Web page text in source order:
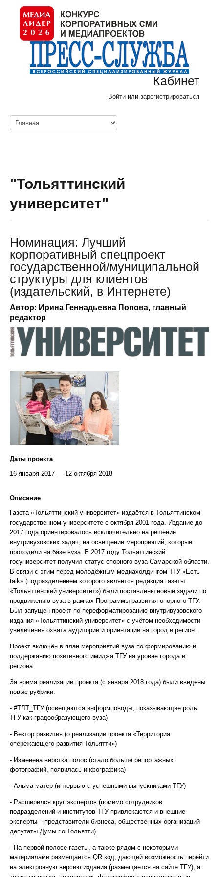
Кабинет
Войти или зарегистрироваться
"Тольяттинский
университет"
Номинация: Лучший
корпоративный спецпроект
государственной/муниципальной
структуры для клиентов
(издательский, в Интернете)
Автор: Ирина Геннадьевна Попова, главный
редактор
Даты проекта
16 января 2017 — 12 октября 2018
Описание
Газета «Тольяттинский университет» издаётся в Тольяттинском
государственном университете с октября 2001 года. Издание до
2017 года ориентировалось исключительно на решение
внутривузовских задач, на освещение мероприятий, которые
проходили на базе вуза. В 2017 году Тольяттинский
госуниверситет получил статус опорного вуза Самарской области.
В связи с этим перед молодёжным медиахолдингом ТГУ «Есть
talk» (подразделением которого является редакция газеты
«Тольяттинский университет») были поставлены новые задачи по
продвижению вуза в рамках Программы развития опорного ТГУ.
Был запущен проект по переформатированию внутривузовского
издания «Тольяттинский университет» с учётом необходимости
увеличения охвата аудитории и ориентации на город и регион.
Проект включён в план мероприятий вуза по формированию и
поддержанию позитивного имиджа ТГУ на уровне города и
региона.
За время реализации проекта (с января 2018 года) были введены
новые рубрики:
- #ТЛТ_ТГУ (освещаются информповоды, показывающие роль
ТГУ как градообразующего вуза)
- Вектор развития (о реализации проекта «Территория
опережающего развития Тольятти»)
- Изменена вёрстка полос (стало больше репортажных
фотографий, появилась инфографика)
- Альма-матер (интервью с успешными выпускниками ТГУ)
- Расширился круг экспертов (помимо сотрудников
подразделений и институтов ТГУ привлекаются и внешние
эксперты – представители бизнеса, общественных организаций
депутаты Думы г.о.Тольятти)
- На первой полосе газеты, а также рядом с некоторыми
материалами размещается QR код, дающий возможность перейти
на электронную версию издания (размещается на сайте ТГУ), а